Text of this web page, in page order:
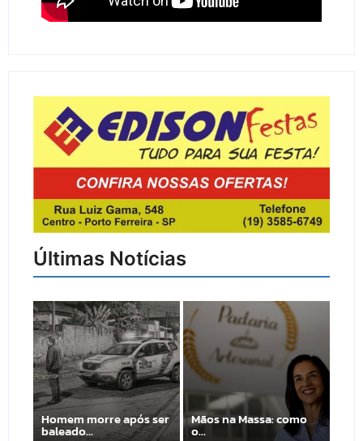
Últimas Notícias
Homem morre após ser
baleado…
Mãos na Massa: como
o…